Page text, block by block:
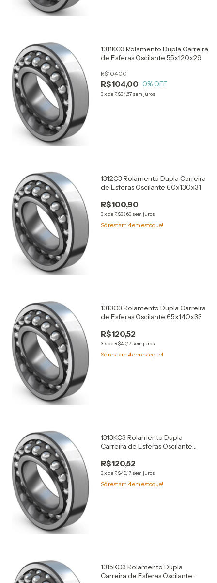
1311KC3 Rolamento Dupla Carreira
de Esferas Oscilante 55x120x29
R$104,00
R$104,00
0% OFF
3x de R$34,67 sem juros
1312C3 Rolamento Dupla Carreira
de Esferas Oscilante 60x130x31
R$100,90
3x de R$33,63 sem juros
Só restam 4em estoque!
1313C3 Rolamento Dupla Carreira
de Esferas Oscilante 65x140x33
R$120,52
3x de R$40,17 sem juros
Só restam 4em estoque!
1313KC3 Rolamento Dupla
Carreira de Esferas Oscilante
R$120,52
3x de R$40,17 sem juros
Só restam 4em estoque!
1315KC3 Rolamento Dupla
Carreira de Esferas Oscilante